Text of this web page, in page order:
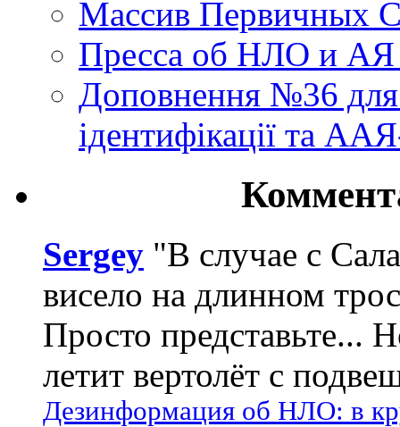
Массив Первичных
Пресса об НЛО и
Доповнення №36
ідентифікації та
Sergey "В случае с
висело на длинном
Просто представьте...
летит вертолёт с
Дезинформация об НЛО: в